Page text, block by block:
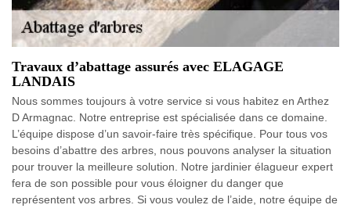
Travaux d’abattage assurés avec ELAGAGE
LANDAIS
Nous sommes toujours à votre service si vous habitez en Arthez
D Armagnac. Notre entreprise est spécialisée dans ce domaine.
L’équipe dispose d’un savoir-faire très spécifique. Pour tous vos
besoins d’abattre des arbres, nous pouvons analyser la situation
pour trouver la meilleure solution. Notre jardinier élagueur expert
fera de son possible pour vous éloigner du danger que
représentent vos arbres. Si vous voulez de l’aide, notre équipe de